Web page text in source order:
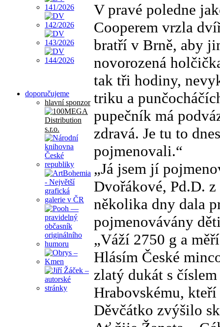
doporučujeme
hlavní sponzor
V pravé poledne
Cooperem vrzla
bratří v Brně, aby
novorozená
tak tři hodiny,
triku a
pupečník má
zdravá. Je tu to
pojmenovali.“
„Já jsem jí
Dvořákové, Pd.D.
několika dny dala
pojmenovávány
„Váží 2750 g a
Hlásím České
zlatý dukát s
Hrabovskému,
Děvčátko zvýšilo